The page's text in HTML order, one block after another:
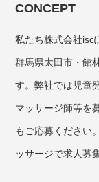
CONCEPT
私たち株式会社isc
群馬県太田市・館
す。弊社では児童
マッサージ師等を
もご応募ください
ッサージで求人募